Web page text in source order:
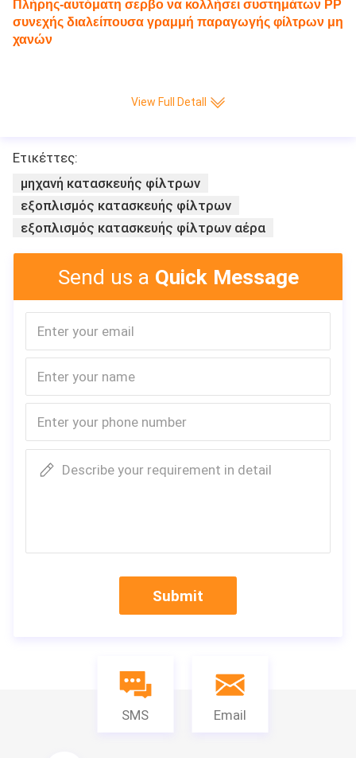
Πλήρης-αυτόματη σερβο να κολλήσει συστημάτων PP
συνεχής διαλείπουσα γραμμή παραγωγής φίλτρων μη
χανών
View Full Detall
Ετικέττες:
μηχανή κατασκευής φίλτρων
εξοπλισμός κατασκευής φίλτρων
εξοπλισμός κατασκευής φίλτρων αέρα
Send us a Quick Message
Describe your requirement in detail
Submit
SMS Email